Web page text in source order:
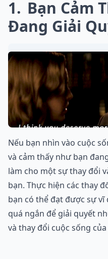
1
Bạn Cảm
Đang Giải
Nếu bạn nhìn vào cuộc
và cảm thấy như bạn
làm cho một sự thay đổi
bạn. Thực hiện các thay
bạn có thể đạt được sự vĩ
quá ngắn để giải quyết
và thay đổi cuộc sống